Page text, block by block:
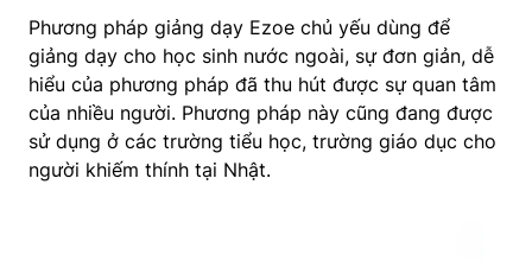
Phương pháp giảng dạy Ezoe chủ yếu dùng để
giảng dạy cho học sinh nước ngoài, sự đơn giản, dễ
hiểu của phương pháp đã thu hút được sự quan tâm
của nhiều người. Phương pháp này cũng đang được
sử dụng ở các trường tiểu học, trường giáo dục cho
người khiếm thính tại Nhật.